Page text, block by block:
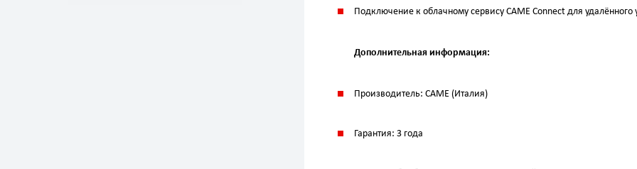
Подключение к облачному сервису CAME Connect для удалённого
Дополнительная информация:
Производитель: CAME (Италия)
Гарантия: 3 года